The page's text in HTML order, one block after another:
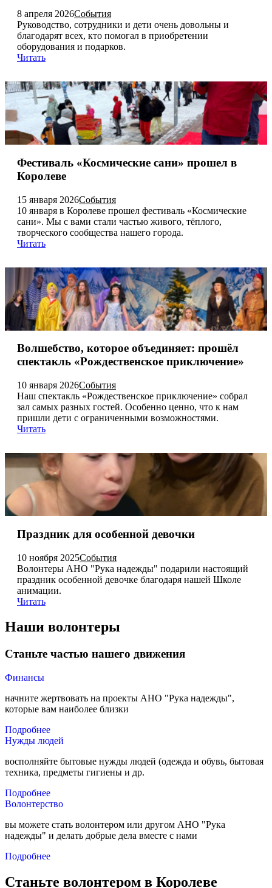
8 апреля 2026События
Руководство, сотрудники и дети очень довольны и
благодарят всех, кто помогал в приобретении
оборудования и подарков.
Читать
Фестиваль «Космические сани» прошел в
Королеве
15 января 2026События
10 января в Королеве прошел фестиваль «Космические
сани». Мы с вами стали частью живого, тёплого,
творческого сообщества нашего города.
Читать
Волшебство, которое объединяет: прошёл
спектакль «Рождественское приключение»
10 января 2026События
Наш спектакль «Рождественское приключение» собрал
зал самых разных гостей. Особенно ценно, что к нам
пришли дети с ограниченными возможностями.
Читать
Праздник для особенной девочки
10 ноября 2025События
Волонтеры АНО "Рука надежды" подарили настоящий
праздник особенной девочке благодаря нашей Школе
анимации.
Читать
Наши волонтеры
Станьте частью нашего движения
Финансы
начните жертвовать на проекты АНО "Рука надежды",
которые вам наиболее близки
Подробнее
Нужды людей
восполняйте бытовые нужды людей (одежда и обувь, бытовая
техника, предметы гигиены и др.
Подробнее
Волонтерство
вы можете стать волонтером или другом АНО "Рука
надежды" и делать добрые дела вместе с нами
Подробнее
Станьте волонтером в Королеве